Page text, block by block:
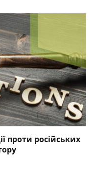
проти російських